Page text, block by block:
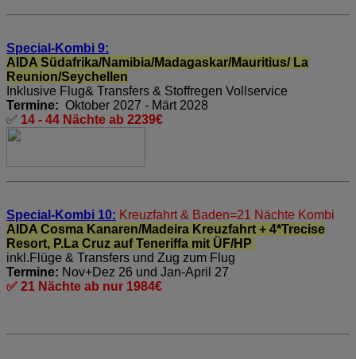
Special-Kombi 9:
AIDA Südafrika/Namibia/Madagaskar/Mauritius/ La
Reunion/Seychellen
Inklusive Flug& Transfers & Stoffregen Vollservice
Termine: Oktober 2027 - Märt 2028
✅ 14 - 44 Nächte ab 2239€
Special-Kombi 10: Kreuzfahrt & Baden=21 Nächte Kombi
AIDA Cosma Kanaren/Madeira Kreuzfahrt + 4*Trecise
Resort, P.La Cruz auf Teneriffa mit ÜF/HP
inkl.Flüge & Transfers und Zug zum Flug
Termine: Nov+Dez 26 und Jan-April 27
✅ 21 Nächte ab nur 1984€